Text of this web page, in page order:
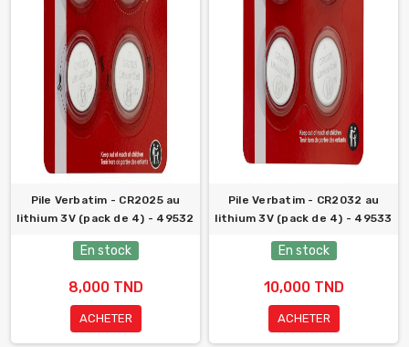
Pile Verbatim - CR2025 au
lithium 3V (pack de 4) - 49532
En stock
8,000 TND
ACHETER
Pile Verbatim - CR2032 au
lithium 3V (pack de 4) - 49533
En stock
10,000 TND
ACHETER